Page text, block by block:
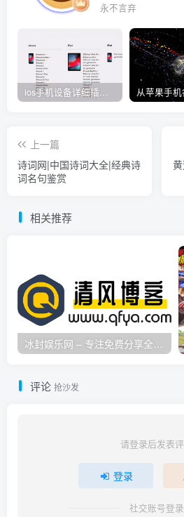
永不言弃
上一篇
诗词网|中国诗词大全|经典诗
词名句鉴赏
相关推荐
冰封娱乐网 – 专注免费分享全网优质资源,活动线报,实用软件,技术教程等内容标签
评论 抢沙发
请登录后发表
登录
社交账号登录